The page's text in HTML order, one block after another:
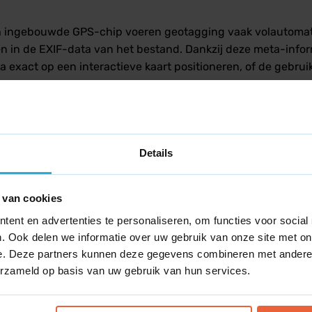
Details
cookies
en advertenties te personaliseren, om functies voor social
Ook delen we informatie over uw gebruik van onze site met
Deze partners kunnen deze gegevens combineren met
op basis van uw gebruik van hun services.
ingebouwde GPS-chip voeren geotagging vaak
in de EXIF-data van het bestand. Dankzij deze meta-
exact op een interactieve kaart positioneren, of de
en vindbaarheid
instrument om de online vindbaarheid van fysieke
de website of binnen Google Mijn Bedrijf systematisch
gevestigd is. Dit vergroot de kans aanzienlijk dat
of producten.